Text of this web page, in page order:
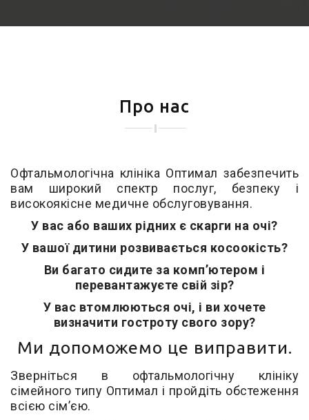
Про нас
Офтальмологічна клініка Оптимал забезпечить
вам широкий спектр послуг, безпеку і
високоякісне медичне обслуговування.
У вас або ваших рідних є скарги на очі?
У вашої дитини розвивається косоокість?
Ви багато сидите за комп’ютером і
перевантажуєте свій зір?
У вас втомлюються очі, і ви хочете
визначити гостроту свого зору?
Ми допоможемо це виправити.
Зверніться в офтальмологічну клініку
сімейного типу Оптимал і пройдіть обстеження
всією сім’єю.